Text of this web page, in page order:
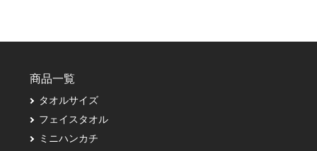
商品一覧
タオルサイズ
フェイスタオル
ミニハンカチ